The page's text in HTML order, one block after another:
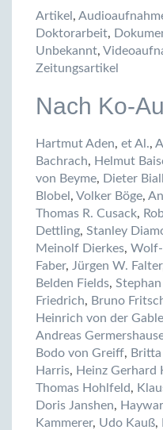
Artikel ,
Doktorarbeit,
Unbekannt,
Zeitungsartikel
Nach Ko-
Hartmut Aden, et Al.,
Bachrach, Helmut
von Beyme, Dieter
Blobel , Volker Böge,
Thomas R. Cusack,
Dettling, Stanley
Meinolf Dierkes,
Faber, Jürgen W. Falter
Belden Fields,
Friedrich, Bruno
Heinrich von der
Andreas
Bodo von Greiff, Britta
Harris, Heinz Gerhard
Thomas Hohlfeld,
Doris Janshen,
Kammerer, Udo Kauß,